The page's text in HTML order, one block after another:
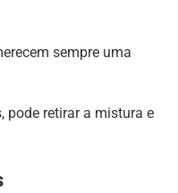
sempre uma
pode retirar a mistura e